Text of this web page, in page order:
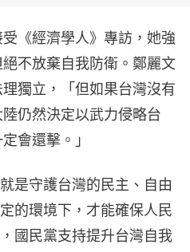
《經濟學人》專訪，她強
不放棄自我防衛。鄭麗文
獨立，「但如果台灣沒有
仍然決定以武力侵略台
會還擊。」
是守護台灣的民主、自由
的環境下，才能確保人民
國民黨支持提升台灣自我